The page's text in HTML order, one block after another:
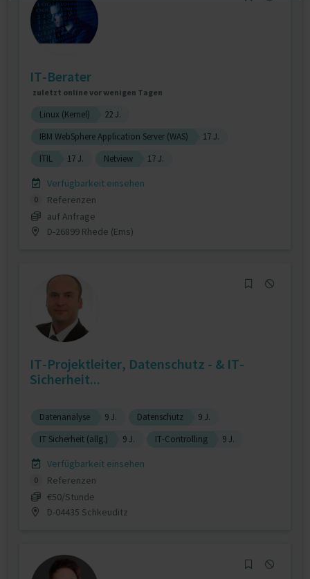
IT-Berater
zuletzt online vor wenigen Tagen
Linux (Kernel)
22 J.
IBM WebSphere Application Server (WAS)
17 J.
ITIL
17 J. Netview 17 J.
Verfügbarkeit einsehen
0
Referenzen
auf Anfrage
D-26899 Rhede (Ems)
IT-Projektleiter, Datenschutz - & IT-
Sicherheit...
Datenanalyse 9 J. Datenschutz
9 J.
IT Sicherheit (allg.)
9 J. IT-Controlling 9 J.
Verfügbarkeit einsehen
0
Referenzen
€50/Stunde
D-04435 Schkeuditz